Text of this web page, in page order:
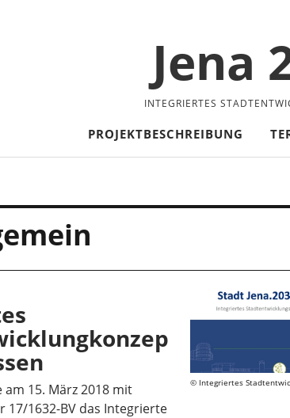
Jena
INTEGRIERTES
PROJEKTBESCHREIBUNG
Integriertes
15. März 2018 mit
17/1632-BV das Integrierte